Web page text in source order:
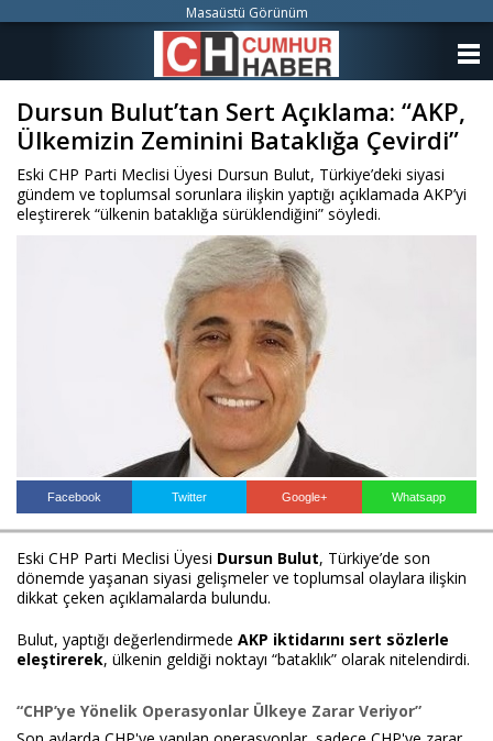
Dursun Bulut’tan Sert Açıklama: “AKP,
Ülkemizin Zeminini Bataklığa Çevirdi”
Eski CHP Parti Meclisi Üyesi Dursun Bulut, Türkiye’deki siyasi
gündem ve toplumsal sorunlara ilişkin yaptığı açıklamada AKP’yi
eleştirerek “ülkenin bataklığa sürüklendiğini” söyledi.
Facebook Twitter Google+ Whatsapp
Eski CHP Parti Meclisi Üyesi Dursun Bulut, Türkiye’de son
dönemde yaşanan siyasi gelişmeler ve toplumsal olaylara ilişkin
dikkat çeken açıklamalarda bulundu.
Bulut, yaptığı değerlendirmede AKP iktidarını sert sözlerle
eleştirerek, ülkenin geldiği noktayı “bataklık” olarak nitelendirdi.
“CHP’ye Yönelik Operasyonlar Ülkeye Zarar Veriyor”
Masaüstü Görünüm
KATEGORİLER
YAZARLAR
ANKETLER
Haberin Doğru Adresi.